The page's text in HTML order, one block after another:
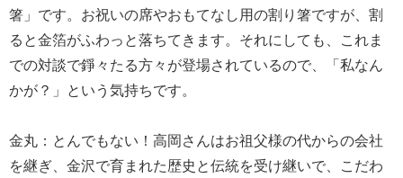
箸」です。お祝いの席やおもてなし用の割り箸ですが、割
ると金箔がふわっと落ちてきます。それにしても、これま
での対談で錚々たる方々が登場されているので、「私なん
かが？」という気持ちです。
金丸：とんでもない！高岡さんはお祖父様の代からの会社
を継ぎ、金沢で育まれた歴史と伝統を受け継いで、こだわ